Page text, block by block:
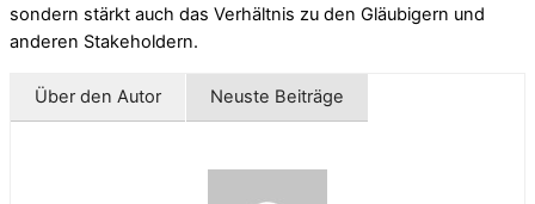
sondern stärkt auch das Verhältnis zu den Gläubigern und
anderen Stakeholdern.
Über den Autor Neuste Beiträge